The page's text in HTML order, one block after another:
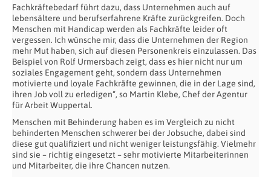
Fachkräftebedarf führt dazu, dass Unternehmen auch auf
lebensältere und berufserfahrene Kräfte zurückgreifen. Doch
Menschen mit Handicap werden als Fachkräfte leider oft
vergessen. Ich wünsche mir, dass die Unternehmen der Region
mehr Mut haben, sich auf diesen Personenkreis einzulassen. Das
Beispiel von Rolf Urmersbach zeigt, dass es hier nicht nur um
soziales Engagement geht, sondern dass Unternehmen
motivierte und loyale Fachkräfte gewinnen, die in der Lage sind,
ihren Job voll zu erledigen“, so Martin Klebe, Chef der Agentur
für Arbeit Wuppertal.
Menschen mit Behinderung haben es im Vergleich zu nicht
behinderten Menschen schwerer bei der Jobsuche, dabei sind
diese gut qualifiziert und nicht weniger leistungsfähig. Vielmehr
sind sie – richtig eingesetzt – sehr motivierte Mitarbeiterinnen
und Mitarbeiter, die ihre Chancen nutzen.